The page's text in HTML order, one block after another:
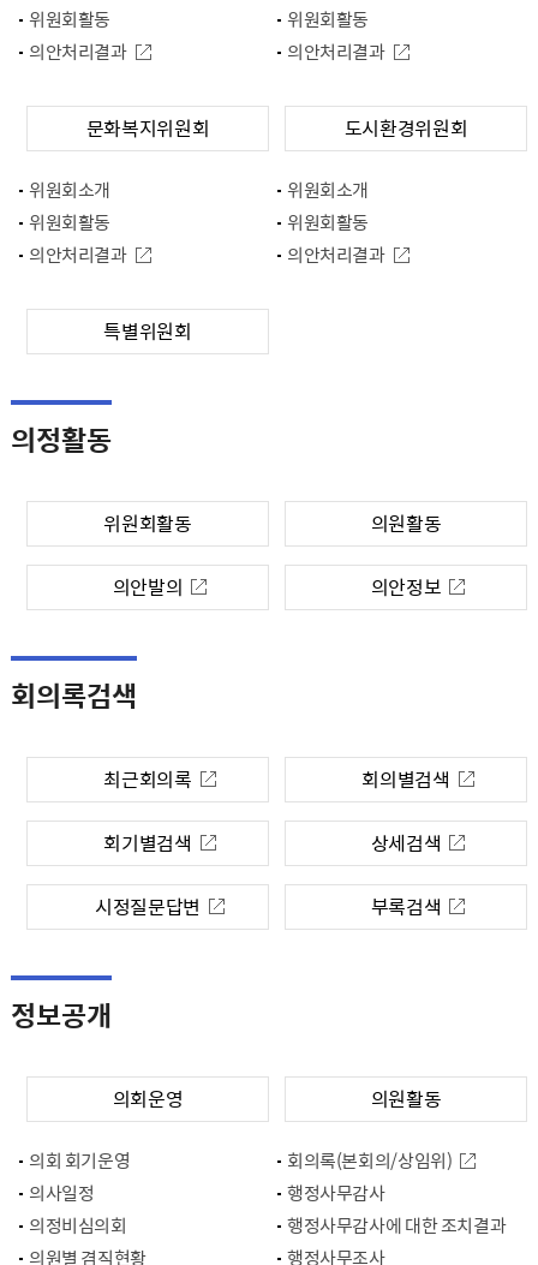
위원회활동
의안처리결과
위원회활동
의안처리결과
문화복지위원회
위원회소개
위원회활동
의안처리결과
도시환경위원회
위원회소개
위원회활동
의안처리결과
특별위원회
의정활동
위원회활동 의원활동
의안발의 의안정보
회의록검색
최근회의록 회의별검색
회기별검색 상세검색
시정질문답변 부록검색
정보공개
의회운영
의회 회기운영
의사일정
의정비심의회
의원별 겸직현황
의원활동
회의록(본회의/상임위)
행정사무감사
행정사무감사에 대한 조치결과
행정사무조사